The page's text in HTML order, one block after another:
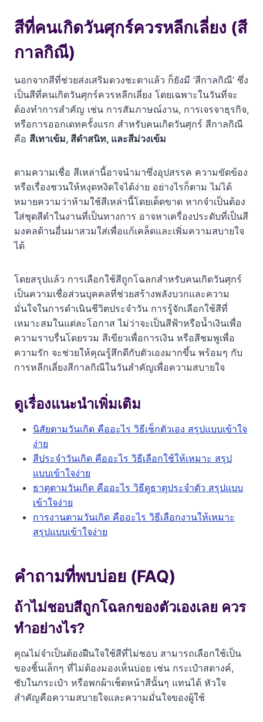
สีที่คนเกิดวันศุกร์ควรหลีกเลี่ยง (สี
กาลกิณี)
นอกจากสีที่ช่วยส่งเสริมดวงชะตาแล้ว ก็ยังมี ‘สีกาลกิณี’ ซึ่ง
เป็นสีที่คนเกิดวันศุกร์ควรหลีกเลี่ยง โดยเฉพาะในวันที่จะ
ต้องทำการสำคัญ เช่น การสัมภาษณ์งาน, การเจรจาธุรกิจ,
หรือการออกเดทครั้งแรก สำหรับคนเกิดวันศุกร์ สีกาลกิณี
คือ สีเทาเข้ม, สีดำสนิท, และสีม่วงเข้ม
ตามความเชื่อ สีเหล่านี้อาจนำมาซึ่งอุปสรรค ความขัดข้อง
หรือเรื่องชวนให้หงุดหงิดใจได้ง่าย อย่างไรก็ตาม ไม่ได้
หมายความว่าห้ามใช้สีเหล่านี้โดยเด็ดขาด หากจำเป็นต้อง
ใส่ชุดสีดำในงานที่เป็นทางการ อาจหาเครื่องประดับที่เป็นสี
มงคลด้านอื่นมาสวมใส่เพื่อแก้เคล็ดและเพิ่มความสบายใจ
ได้
โดยสรุปแล้ว การเลือกใช้สีถูกโฉลกสำหรับคนเกิดวันศุกร์
เป็นความเชื่อส่วนบุคคลที่ช่วยสร้างพลังบวกและความ
มั่นใจในการดำเนินชีวิตประจำวัน การรู้จักเลือกใช้สีที่
เหมาะสมในแต่ละโอกาส ไม่ว่าจะเป็นสีฟ้าหรือน้ำเงินเพื่อ
ความราบรื่นโดยรวม สีเขียวเพื่อการเงิน หรือสีชมพูเพื่อ
ความรัก จะช่วยให้คุณรู้สึกดีกับตัวเองมากขึ้น พร้อมๆ กับ
การหลีกเลี่ยงสีกาลกิณีในวันสำคัญเพื่อความสบายใจ
ดูเรื่องแนะนำเพิ่มเติม
นิสัยตามวันเกิด คืออะไร วิธีเช็กตัวเอง สรุปแบบเข้าใจ
ง่าย
สีประจำวันเกิด คืออะไร วิธีเลือกใช้ให้เหมาะ สรุป
แบบเข้าใจง่าย
ธาตุตามวันเกิด คืออะไร วิธีดูธาตุประจำตัว สรุปแบบ
เข้าใจง่าย
การงานตามวันเกิด คืออะไร วิธีเลือกงานให้เหมาะ
สรุปแบบเข้าใจง่าย
คำถามที่พบบ่อย (FAQ)
ถ้าไม่ชอบสีถูกโฉลกของตัวเองเลย ควร
ทำอย่างไร?
คุณไม่จำเป็นต้องฝืนใจใช้สีที่ไม่ชอบ สามารถเลือกใช้เป็น
ของชิ้นเล็กๆ ที่ไม่ต้องมองเห็นบ่อย เช่น กระเป๋าสตางค์,
ซับในกระเป๋า หรือพกผ้าเช็ดหน้าสีนั้นๆ แทนได้ หัวใจ
สำคัญคือความสบายใจและความมั่นใจของผู้ใช้